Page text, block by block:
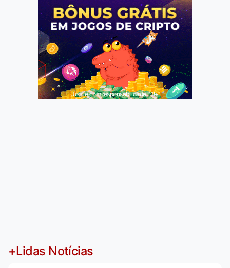
Jogue com responsabilidade. 18+
+Lidas Notícias